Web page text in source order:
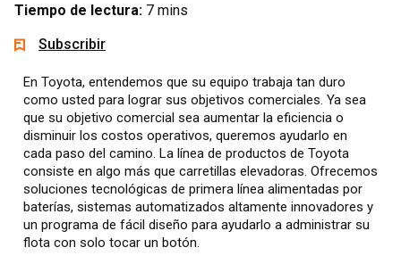
Tiempo de lectura: 7 mins
Subscribir
En Toyota, entendemos que su equipo trabaja tan duro
como usted para lograr sus objetivos comerciales. Ya sea
que su objetivo comercial sea aumentar la eficiencia o
disminuir los costos operativos, queremos ayudarlo en
cada paso del camino. La línea de productos de Toyota
consiste en algo más que carretillas elevadoras. Ofrecemos
soluciones tecnológicas de primera línea alimentadas por
baterías, sistemas automatizados altamente innovadores y
un programa de fácil diseño para ayudarlo a administrar su
flota con solo tocar un botón.